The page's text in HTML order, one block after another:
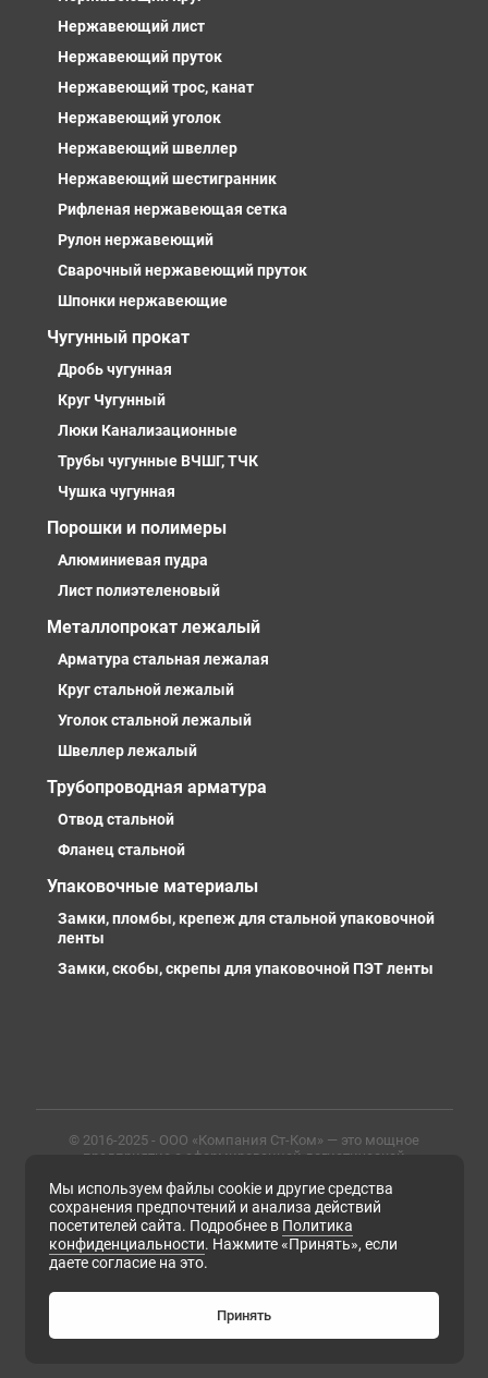
Нержавеющий лист
Нержавеющий пруток
Нержавеющий трос, канат
Нержавеющий уголок
Нержавеющий швеллер
Нержавеющий шестигранник
Рифленая нержавеющая сетка
Рулон нержавеющий
Сварочный нержавеющий пруток
Шпонки нержавеющие
Чугунный прокат
Дробь чугунная
Круг Чугунный
Люки Канализационные
Трубы чугунные ВЧШГ, ТЧК
Чушка чугунная
Порошки и полимеры
Алюминиевая пудра
Лист полиэтеленовый
Металлопрокат лежалый
Арматура стальная лежалая
Круг стальной лежалый
Уголок стальной лежалый
Швеллер лежалый
Трубопроводная арматура
Отвод стальной
Фланец стальной
Упаковочные материалы
Замки, пломбы, крепеж для стальной упаковочной
ленты
Замки, скобы, скрепы для упаковочной ПЭТ ленты
© 2016-2025 - ООО «Компания Ст-Ком» — это мощное
предприятие с сформированной логистической
профессиональными сотрудниками. Предлагаем
металлопрокат любых марок, типов и размеров с
доставкой в России и СНГ
ИНН 6679102638, ОГРН 1169658133171
Согласие на обработку персональных данных
Согласие на получение рассылки рекламно-
информационных материалов
Мы используем файлы cookie и другие средства
сохранения предпочтений и анализа действий
посетителей сайта. Подробнее в Политика
конфиденциальности. Нажмите «Принять», если
даете согласие на это.
Принять